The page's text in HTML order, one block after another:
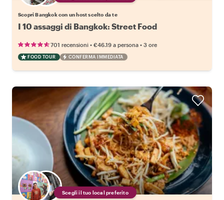
Scopri Bangkok con un host scelto da te
I 10 assaggi di Bangkok: Street Food
701 recensioni • €46.19 a persona • 3 ore
FOOD TOUR CONFERMA IMMEDIATA
Scegli il tuo local preferito